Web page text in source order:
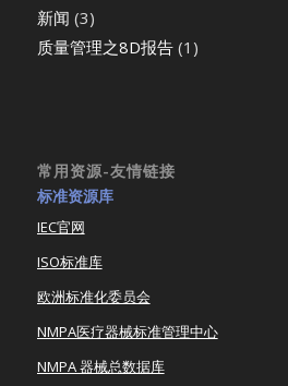
新闻 (3)
质量管理之8D报告(1)
常用资源-友情链接
标准资源库
IEC官网
ISO标准库
欧洲标准化委员会
NMPA医疗器械标准管理中心
NMPA 器械总数据库